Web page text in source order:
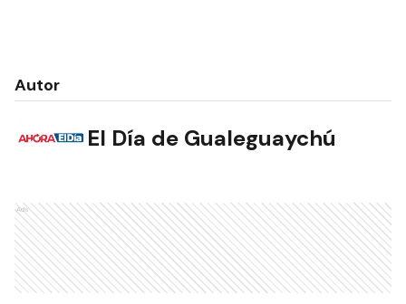
Autor
El Día de Gualeguaychú
Ads